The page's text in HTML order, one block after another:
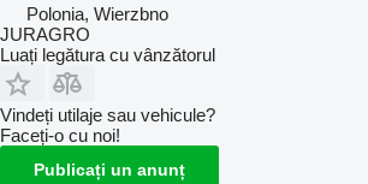
Polonia, Wierzbno
JURAGRO
Luați legătura cu vânzătorul
Vindeți utilaje sau vehicule?
Faceți-o cu noi!
Publicați un anunț